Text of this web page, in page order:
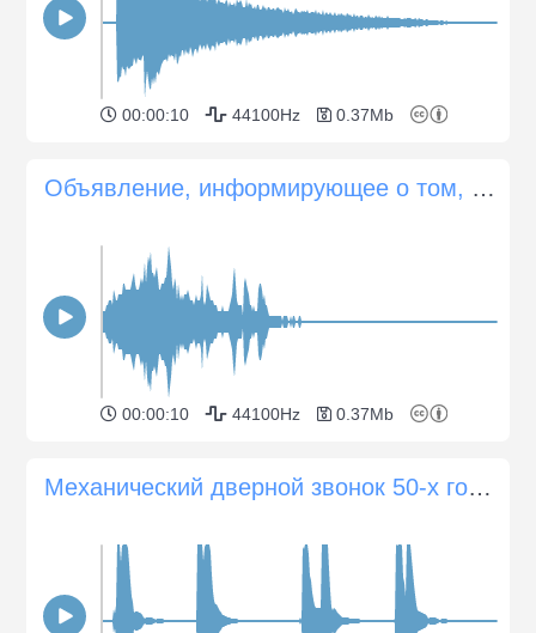
00:00:10 44100Hz 0.37Mb
Объявление, информирующее о том, что клиент покинул магазин
00:00:10 44100Hz 0.37Mb
Механический дверной звонок 50-х годов